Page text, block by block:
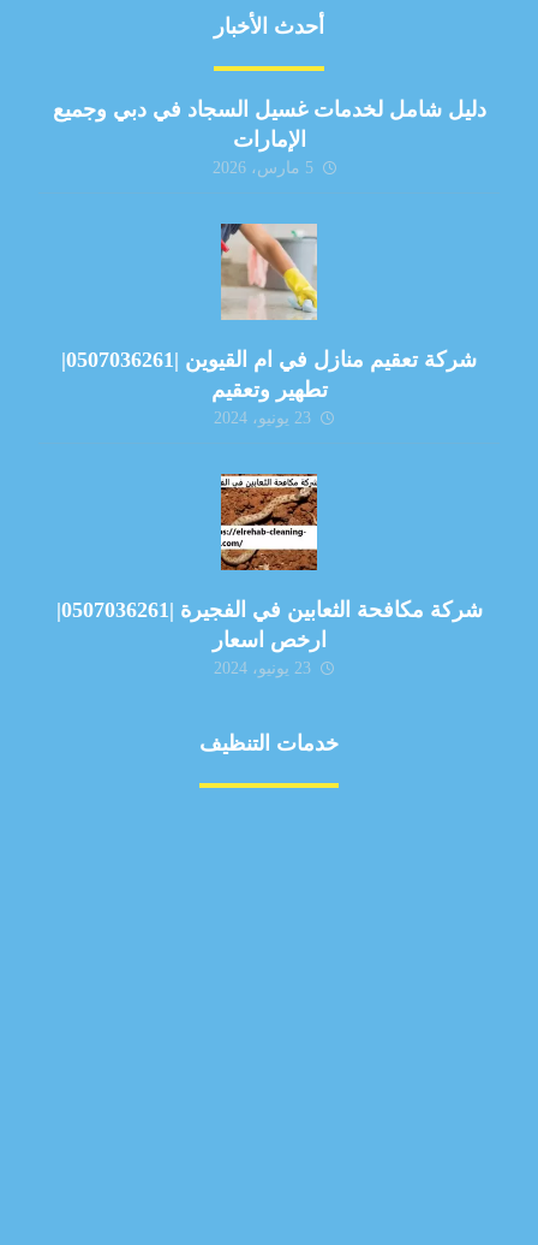
أحدث الأخبار
دليل شامل لخدمات غسيل السجاد في دبي وجميع
الإمارات
5 مارس، 2026
شركة تعقيم منازل في ام القيوين |0507036261|
تطهير وتعقيم
23 يونيو، 2024
شركة مكافحة الثعابين في الفجيرة |0507036261|
ارخص اسعار
23 يونيو، 2024
خدمات التنظيف